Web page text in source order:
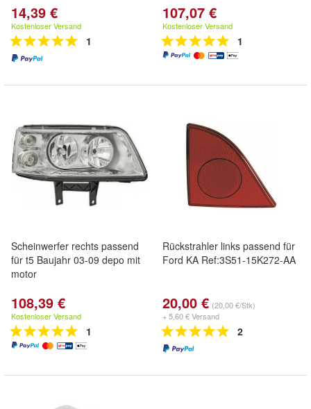
14,39 €
Kostenloser Versand
1
107,07 €
Kostenloser Versand
1
Scheinwerfer rechts passend
für t5 Baujahr 03-09 depo mit
motor
108,39 €
Kostenloser Versand
1
Rückstrahler links passend für
Ford KA Ref:3S51-15K272-AA
20,00 € (20,00 €/Stk)
+ 5,60 € Versand
2